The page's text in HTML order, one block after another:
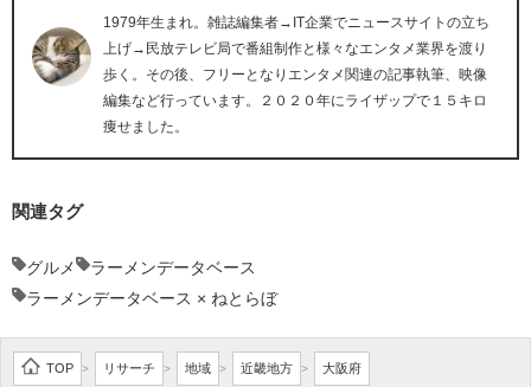
1979年生まれ。雑誌編集者→IT企業でニュースサイトの立ち
上げ→民放テレビ局で番組制作と様々なエンタメ業界を渡り
歩く。その後、フリーとなりエンタメ関連の記事執筆、映像
編集など行っています。２０２０年にライザップで１５キロ
痩せました。
関連タグ
グルメ
ラーメンデータベース
ラーメンデータベース × ねとらぼ
TOP > リサーチ > 地域 > 近畿地方 > 大阪府